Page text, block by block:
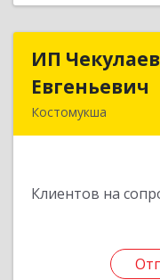
ИП
Евгеньевич
Костомукша
Клиентов на